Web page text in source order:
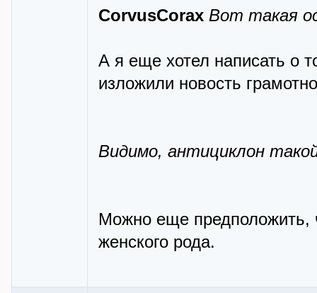
CorvusCorax Вот такая
А я еще хотел написать о
изложили новость
Видимо, антициклон
Можно еще предположить,
женского рода.